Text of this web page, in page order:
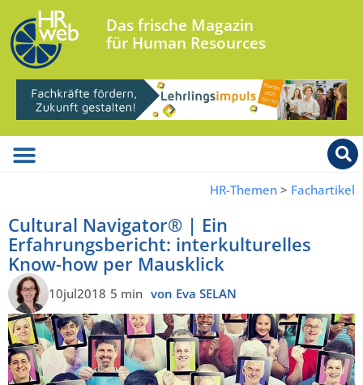
Das frische Magazin
für Human Resources
HR-Themen > Fachartikel
Cultural Navigator® | Ein
Erfahrungsbericht: interkulturelles
Know-how per Mausklick
10jul2018 5 min von Eva SELAN